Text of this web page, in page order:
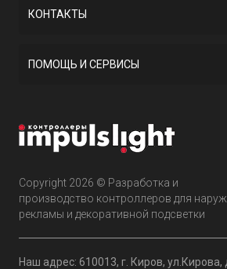
Copyright 2026 © Разработка и
производство контроллеров для
рекламы и декоративной подсветки
Наш адрес: 610013, г. Киров,
КОНТАКТЫ
ПОМОЩЬ И СЕРВИСЫ